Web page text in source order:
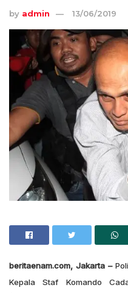
by admin 13/06/2019
beritaenam.com, Jakarta –
Kepala Staf Komando